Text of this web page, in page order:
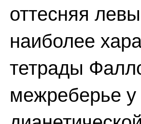
оттесняя
наиболее
тетрады
межреберье у